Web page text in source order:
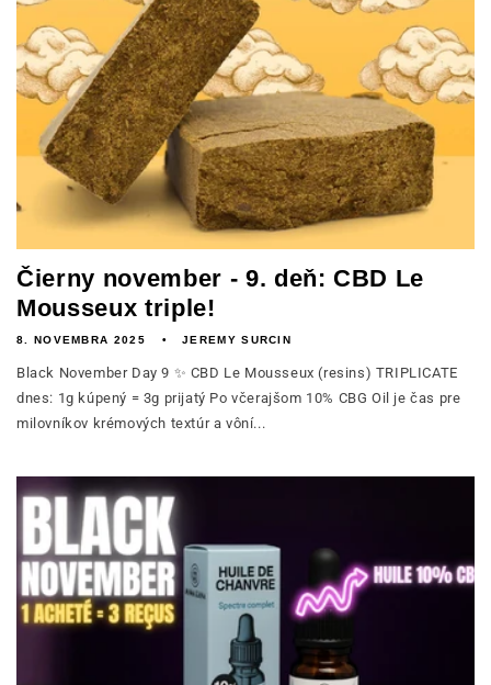
Čierny november - 9. deň: CBD Le
Mousseux triple!
8. NOVEMBRA 2025 JEREMY SURCIN
Black November Day 9 ✨ CBD Le Mousseux (resins) TRIPLICATE
dnes: 1g kúpený = 3g prijatý Po včerajšom 10% CBG Oil je čas pre
milovníkov krémových textúr a vôní...